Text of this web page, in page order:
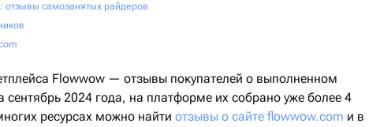
отзывы самозанятых райдеров
Flowwow — отзывы покупателей о выполненном
2024 года, на платформе их собрано уже более 4
ресурсах можно найти отзывы о сайте flowwow.com и в